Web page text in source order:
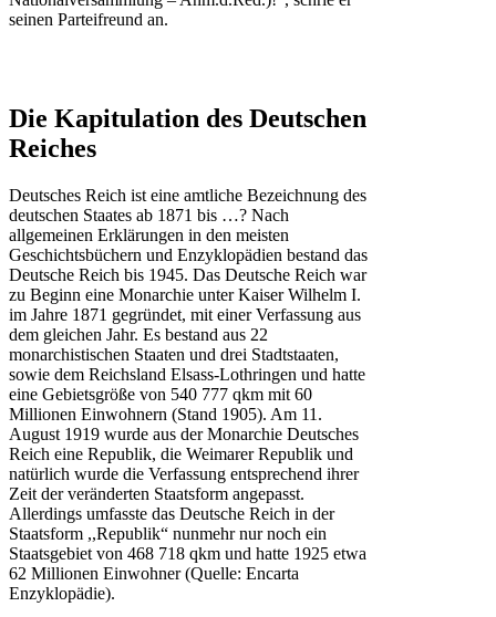
seinen Parteifreund an.
Die Kapitulation des Deutschen
Reiches
Deutsches Reich ist eine amtliche Bezeichnung des
deutschen Staates ab 1871 bis …? Nach
allgemeinen Erklärungen in den meisten
Geschichtsbüchern und Enzyklopädien bestand das
Deutsche Reich bis 1945. Das Deutsche Reich war
zu Beginn eine Monarchie unter Kaiser Wilhelm I.
im Jahre 1871 gegründet, mit einer Verfassung aus
dem gleichen Jahr. Es bestand aus 22
monarchistischen Staaten und drei Stadtstaaten,
sowie dem Reichsland Elsass-Lothringen und hatte
eine Gebietsgröße von 540 777 qkm mit 60
Millionen Einwohnern (Stand 1905). Am 11.
August 1919 wurde aus der Monarchie Deutsches
Reich eine Republik, die Weimarer Republik und
natürlich wurde die Verfassung entsprechend ihrer
Zeit der veränderten Staatsform angepasst.
Allerdings umfasste das Deutsche Reich in der
Staatsform ,,Republik“ nunmehr nur noch ein
Staatsgebiet von 468 718 qkm und hatte 1925 etwa
62 Millionen Einwohner (Quelle: Encarta
Enzyklopädie).